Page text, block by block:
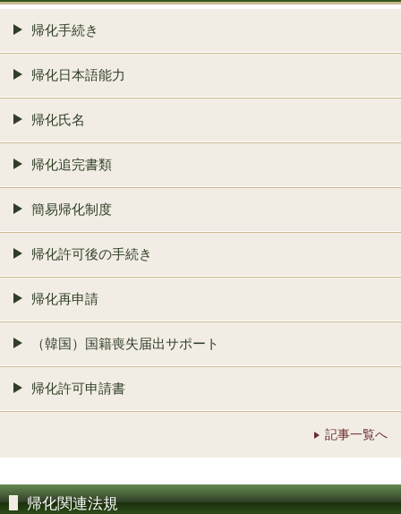
帰化手続き
帰化日本語能力
帰化氏名
帰化追完書類
簡易帰化制度
帰化許可後の手続き
帰化再申請
（韓国）国籍喪失届出サポート
帰化許可申請書
記事一覧へ
帰化関連法規